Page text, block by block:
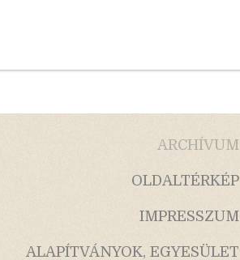
ARCHÍVUM
OLDALTÉRKÉP
IMPRESSZUM
ALAPÍTVÁNYOK, EGYESÜLET